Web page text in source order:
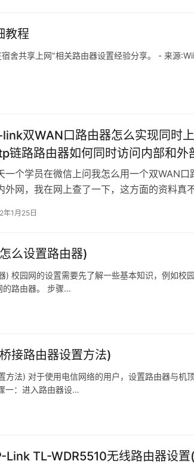
教程
舍共享上网"相关路由器设置经验分享。 - 来源
双WAN口路由器怎么实现同时
链路路由器如何同时访问内部和外
一个学员在微信上问我怎么用一个双WAN
外网，我在网上查了一下，这方面的资料真
年1月25日
么设置路由器)
校园网的设置需要先了解一些基本知识，例如校
的路由器。 步骤…
接路由器设置方法)
方法) 对于使用电信网络的用户，设置路由器与机
一：进入路由器设…
Link TL-WDR5510无线路由器设置